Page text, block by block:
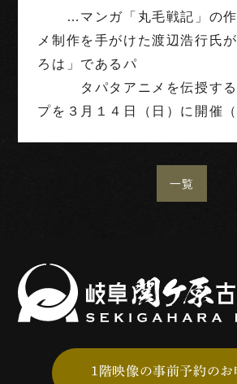
…マンガ「丸毛戦記」の作
メ制作を手がけた渡辺浩行氏
ろは」であるパ
タパタアニメを伝授する
プを３月１４日（日）に開催（
一覧
1階映像の事前予約のお